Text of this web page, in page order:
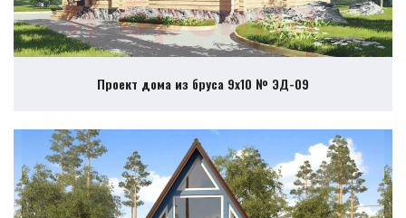
Проект дома из бруса 9х10 № ЭД-09